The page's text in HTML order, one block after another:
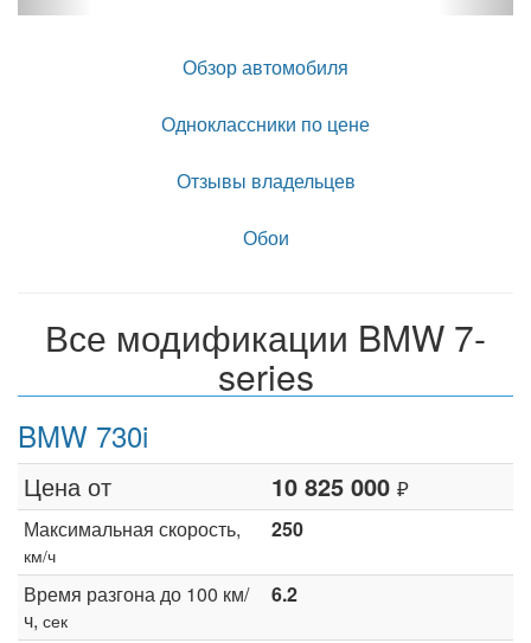
Обзор автомобиля
Одноклассники по цене
Отзывы владельцев
Обои
Все модификации BMW 7-
series
BMW 730i
Цена от 10 825 000 ₽
Максимальная скорость,
км/ч
250
Время разгона до 100 км/
ч, сек
6.2